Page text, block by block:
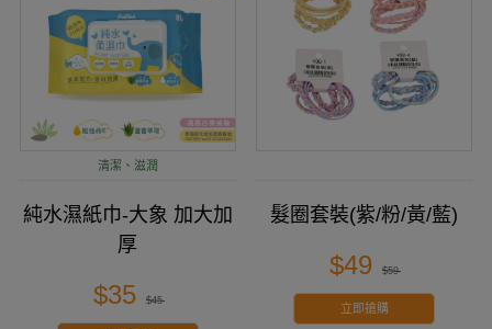
清潔、滋潤
純水濕紙巾-大象 加大加
厚
$35 $45
髮圈套裝(紫/粉/黃/藍)
$49 $59
立即搶購